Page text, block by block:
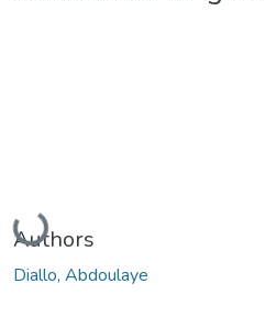
Cargando...
Authors
Diallo, Abdoulaye